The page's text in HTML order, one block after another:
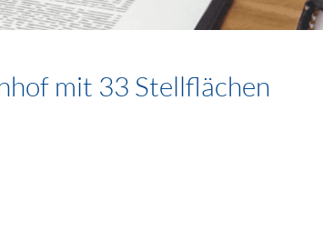
mit 33 Stellflächen